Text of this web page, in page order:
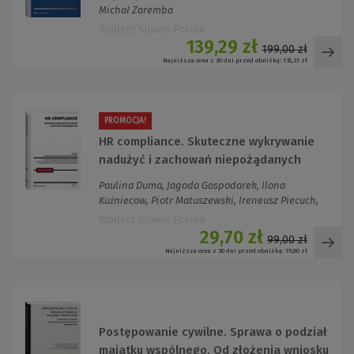
Michał Zaremba
139,29 zł
Najniższa cena z 30 dni przed obniżką: 135,31 zł
199,00 zł
PROMOCJA!
HR compliance. Skuteczne wykrywanie
nadużyć i zachowań niepożądanych
Paulina Duma, Jagoda Gospodarek, Ilona
Kuźniecow, Piotr Matuszewski, Ireneusz Piecuch,
29,70 zł
Najniższa cena z 30 dni przed obniżką: 19,80 zł
99,00 zł
Postępowanie cywilne. Sprawa o podział
majątku wspólnego. Od złożenia wniosku